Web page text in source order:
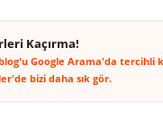
Kaçırma!
Google Arama'da tercihli
bizi daha sık gör.